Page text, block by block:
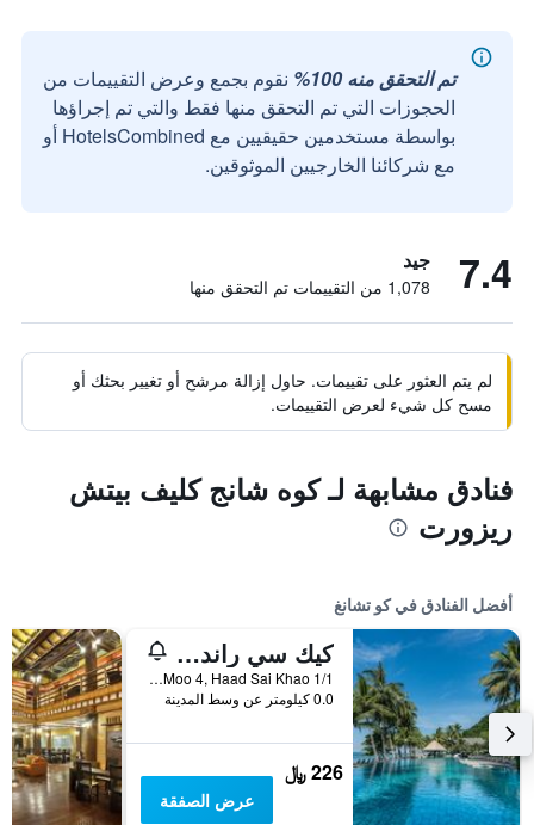
تم التحقق منه 100%
نقوم بجمع وعرض التقييمات من
الحجوزات التي تم التحقق منها فقط والتي تم إجراؤها
بواسطة مستخدمين حقيقيين مع HotelsCombined أو
مع شركائنا الخارجيين الموثوقين.
7.4 جيد
1,078 من التقييمات تم التحقق منها
لم يتم العثور على تقييمات. حاول إزالة مرشح أو تغيير بحثك أو
مسح كل شيء لعرض التقييمات.
فنادق مشابهة لـ كوه شانج كليف بيتش
ريزورت
أفضل الفنادق في كو تشانغ
كيك سي راند ريزورت كو تشانج
1/1 Moo 4, Haad Sai Khao, كو تشانغ, تايلاند
0.0 كيلومتر عن وسط المدينة
226 ﷼
عرض الصفقة